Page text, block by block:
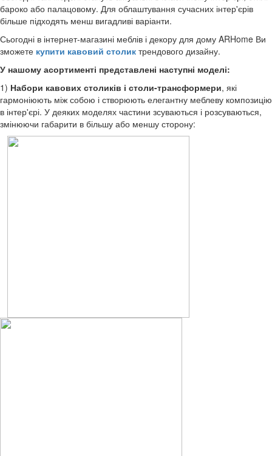
бароко або палацовому. Для облаштування сучасних інтер'єрів
більше підходять менш вигадливі варіанти.
Сьогодні в інтернет-магазині меблів і декору для дому ARHome Ви
зможете купити кавовий столик трендового дизайну.
У нашому асортименті представлені наступні моделі:
1) Набори кавових столиків і столи-трансформери, які
гармоніюють між собою і створюють елегантну меблеву композицію
в інтер'єрі. У деяких моделях частини зсуваються і розсуваються,
змінюючи габарити в більшу або меншу сторону: